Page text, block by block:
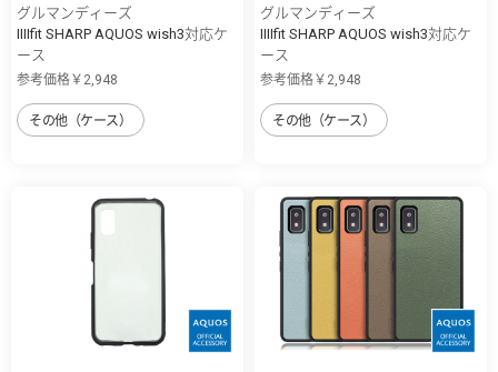
グルマンディーズ
IIIIfit SHARP AQUOS wish3対応ケ
ース
参考価格￥2,948
その他（ケース）
グルマンディーズ
IIIIfit SHARP AQUOS wish3対応ケ
ース
参考価格￥2,948
その他（ケース）